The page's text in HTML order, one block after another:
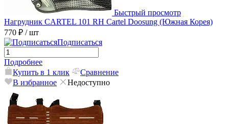
Быстрый просмотр
Нагрудник CARTEL 101 RH Cartel Doosung (Южная Корея)
770 ₽ / шт
Подписаться
Подробнее
Купить в 1 клик
Сравнение
В избранное
Недоступно